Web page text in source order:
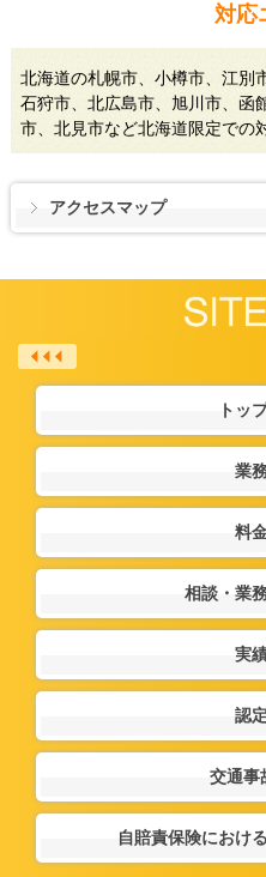
対応
北海道の札幌市、小樽市、江別
石狩市、北広島市、旭川市、函
市、北見市など北海道限定での
アクセスマップ
トッ
業
料
相談・業
実
認
交通事
自賠責保険におけ